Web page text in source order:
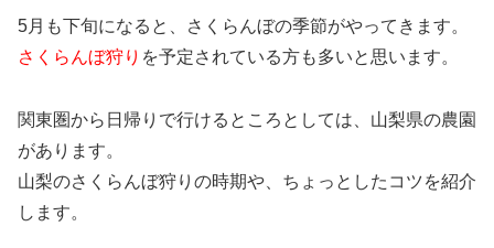
5月も下旬になると、さくらんぼの季節がやってきます。
さくらんぼ狩り を予定されている方も多いと思います。
関東圏から日帰りで行けるところとしては、山梨県の農園
があります。
山梨のさくらんぼ狩りの時期や、ちょっとしたコツを紹介
します。